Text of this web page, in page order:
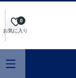
お気に入り
0